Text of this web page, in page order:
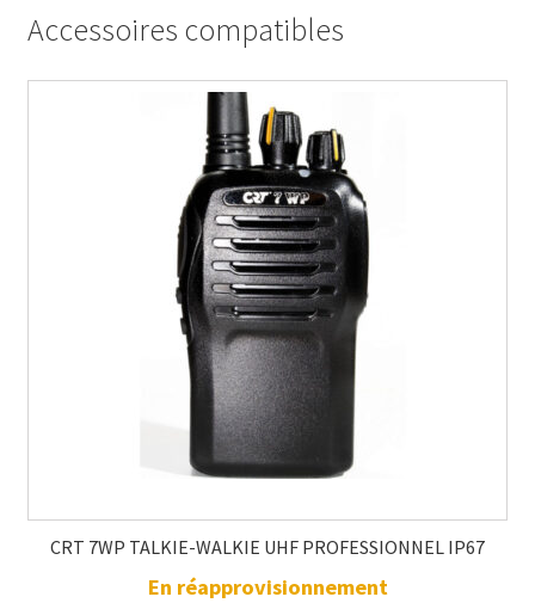
Accessoires compatibles
CRT 7WP TALKIE-WALKIE UHF PROFESSIONNEL IP67
En réapprovisionnement